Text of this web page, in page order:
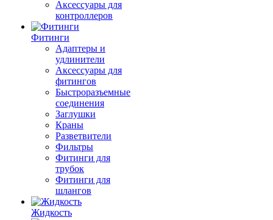
Аксессуары для
контроллеров
Фитинги
Адаптеры и
удлинители
Аксессуары для
фитингов
Быстроразъемные
соединения
Заглушки
Краны
Разветвители
Фильтры
Фитинги для
трубок
Фитинги для
шлангов
Жидкость